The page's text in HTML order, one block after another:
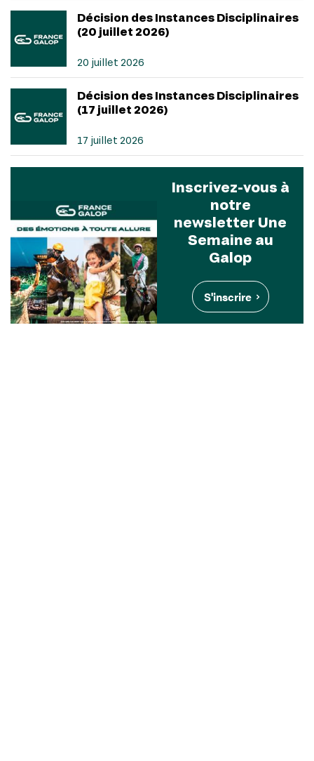
Décision des Instances Disciplinaires
(20 juillet 2026)
20 juillet 2026
Décision des Instances Disciplinaires
(17 juillet 2026)
17 juillet 2026
Inscrivez-vous à
notre
newsletter Une
Semaine au
Galop
S'inscrire